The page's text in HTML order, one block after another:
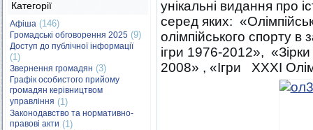
Категорії
Афіша (146)
Громадські обговорення 2025 (9)
Доступ до публічної інформації
(1)
Звернення громадян (3)
Графік особистого прийому
громадян керівництвом
управління (1)
Законодавство та нормативно-
правові акти (1)
унікальні видання про
серед яких:
олімпійського спорту в
ігри 1976-2012»,
2008» , «Ігри XXXI